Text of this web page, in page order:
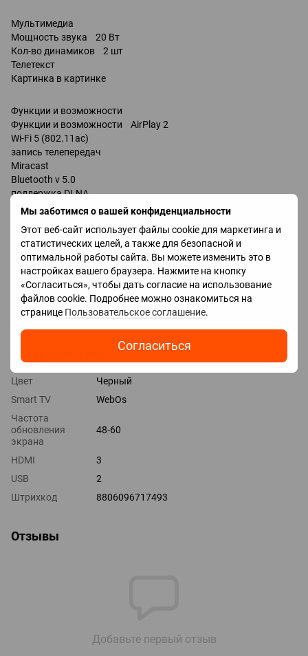
Мы заботимся о вашей конфиденциальности
Этот веб-сайт использует файлы cookie для маркетинга и
статистических целей, а также для безопасной и
оптимальной работы сайта. Вы можете изменить это в
настройках вашего браузера. Нажмите на кнопку
«Согласиться», чтобы дать согласие на использование
файлов cookie. Подробнее можно ознакомиться на
странице Пользовательское соглашение.
Согласиться
Мультимедиа
Мощность звука 20 Вт
Кол-во динамиков 2 шт
Телетекст
Картинка в картинке
Функции и возможности
Функции и возможности AirPlay 2
Wi-Fi 5 (802.11ac)
запись телепередач
Miracast
Bluetooth v 5.0
поддержка DLNA
управление голосом
Google Assistant
Разъемы
Входы USB
LAN
HDMI 3 шт
Версия HDMI v 2.0
Выходы оптический
Цвет
Черный
Smart TV
WebOs
Частота
обновления
экрана
48-60
HDMI
3
USB
2
Штрихкод
8806096717493
Отзывы
Добавьте первый отзыв